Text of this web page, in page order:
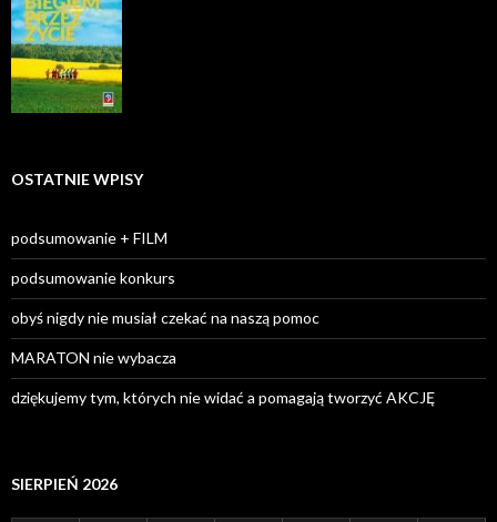
OSTATNIE WPISY
podsumowanie + FILM
podsumowanie konkurs
obyś nigdy nie musiał czekać na naszą pomoc
MARATON nie wybacza
dziękujemy tym, których nie widać a pomagają tworzyć AKCJĘ
SIERPIEŃ 2026